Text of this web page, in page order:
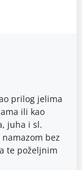
prilog jelima
ili kao
juha i sl.
bez
te poželjnim